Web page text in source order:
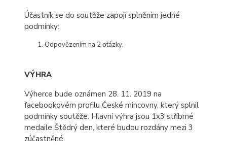
Účastník se do soutěže zapojí splněním jedné
podmínky:
Odpovězením na 2 otázky.
VÝHRA
Výherce bude oznámen 28. 11. 2019 na
facebookovém profilu České mincovny, který splnil
podmínky soutěže. Hlavní výhra jsou 1x3 stříbrné
medaile Štědrý den, které budou rozdány mezi 3
zúčastněné.